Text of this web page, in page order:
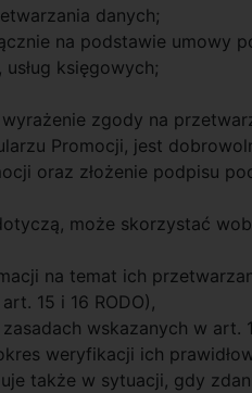
danych;
na podstawie umowy
księgowych;
zgody na
Promocji, jest
oraz złożenie podpisu
może skorzystać
na temat ich
15 i 16 RODO),
wskazanych w art.
weryfikacji ich
także w sytuacji, gdy